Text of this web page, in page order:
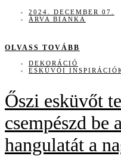
2024. DECEMBER 07.
ÁRVA BIANKA
OLVASS TOVÁBB
DEKORÁCIÓ
ESKÜVŐI
Őszi esküvőt
csempészd be
hangulatát a